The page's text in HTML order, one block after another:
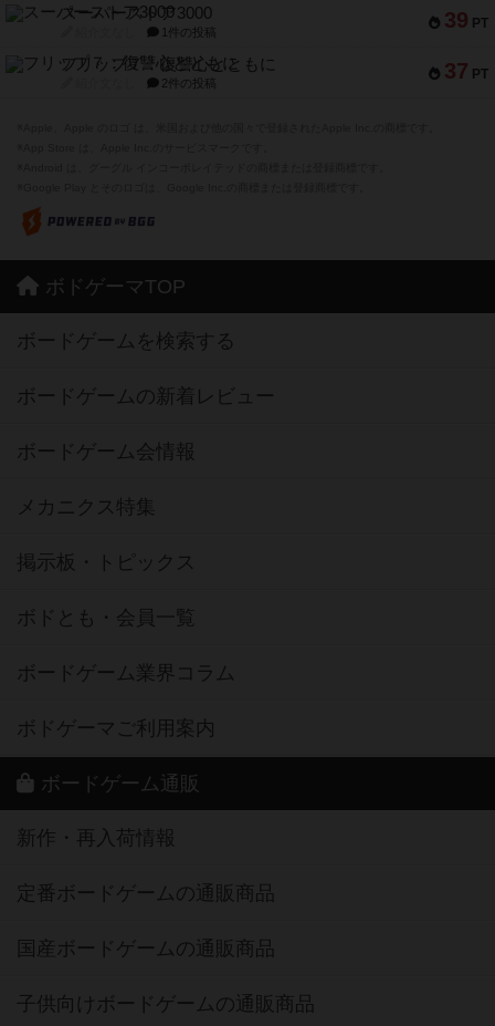
39 PT
スーパーストア3000
1件の投稿
37 PT
フリップ７：復讐心とともに
2件の投稿
ボドゲーマTOP
ボードゲームを検索する
ボードゲームの新着レビュー
ボードゲーム会情報
メカニクス特集
掲示板・トピックス
ボドとも・会員一覧
ボードゲーム業界コラム
ボドゲーマご利用案内
ボードゲーム通販
新作・再入荷情報
定番ボードゲームの通販商品
国産ボードゲームの通販商品
子供向けボードゲームの通販商品